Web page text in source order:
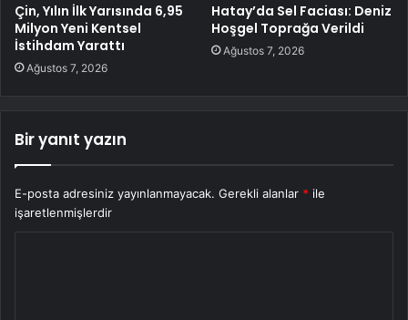
Çin, Yılın İlk Yarısında 6,95
Milyon Yeni Kentsel
İstihdam Yarattı
Ağustos 7, 2026
Hatay’da Sel Faciası: Deniz
Hoşgel Toprağa Verildi
Ağustos 7, 2026
Bir yanıt yazın
E-posta adresiniz yayınlanmayacak. Gerekli alanlar * ile
işaretlenmişlerdir